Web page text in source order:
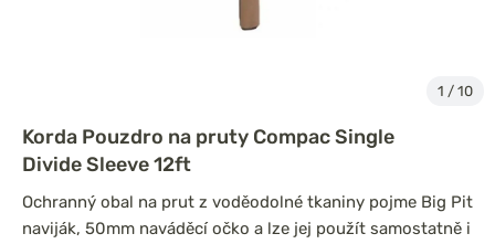
1 / 10
Korda Pouzdro na pruty Compac Single
Divide Sleeve 12ft
Ochranný obal na prut z voděodolné tkaniny pojme Big Pit
naviják, 50mm naváděcí očko a lze jej použít samostatně i